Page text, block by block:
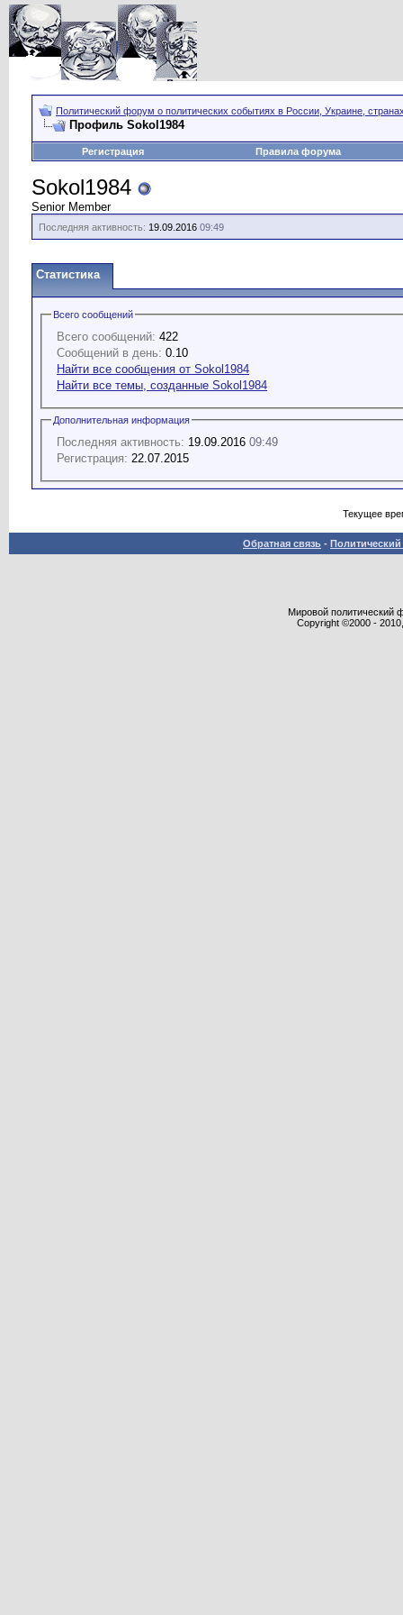
Политический форум о политических событиях в России, Украине,
Профиль Sokol1984
Регистрация Правила форума
Sokol1984
Senior Member
Последняя активность: 19.09.2016 09:49
Статистика
Всего сообщений
Всего сообщений: 422
Сообщений в день: 0.10
Найти все сообщения от Sokol1984
Найти все темы, созданные Sokol1984
Дополнительная информация
Последняя активность: 19.09.2016 09:49
Регистрация: 22.07.2015
Текущее
Обратная связь -
Мировой политический
Copyright ©2000 -